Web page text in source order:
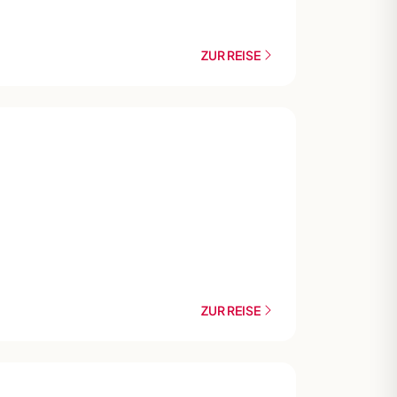
ZUR REISE
ZUR REISE